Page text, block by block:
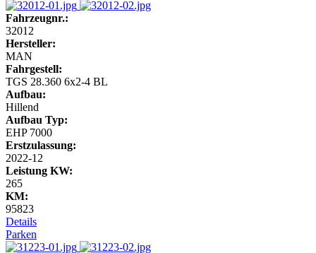
Fahrzeugnr.:
32012
Hersteller:
MAN
Fahrgestell:
TGS 28.360 6x2-4 BL
Aufbau:
Hillend
Aufbau Typ:
EHP 7000
Erstzulassung:
2022-12
Leistung KW:
265
KM:
95823
Details
Parken